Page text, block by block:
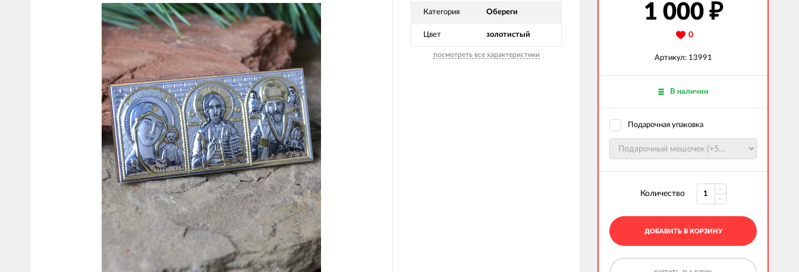
Категория Обереги
Цвет золотистый
посмотреть все характеристики
1 000 ₽
0
Артикул: 13991
В наличии
Подарочная упаковка
Количество
ДОБАВИТЬ В КОРЗИНУ